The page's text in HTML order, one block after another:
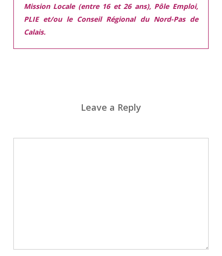
Mission Locale (entre 16 et 26 ans), Pôle Emploi,
PLIE et/ou le Conseil Régional du Nord-Pas de
Calais.
Leave a Reply